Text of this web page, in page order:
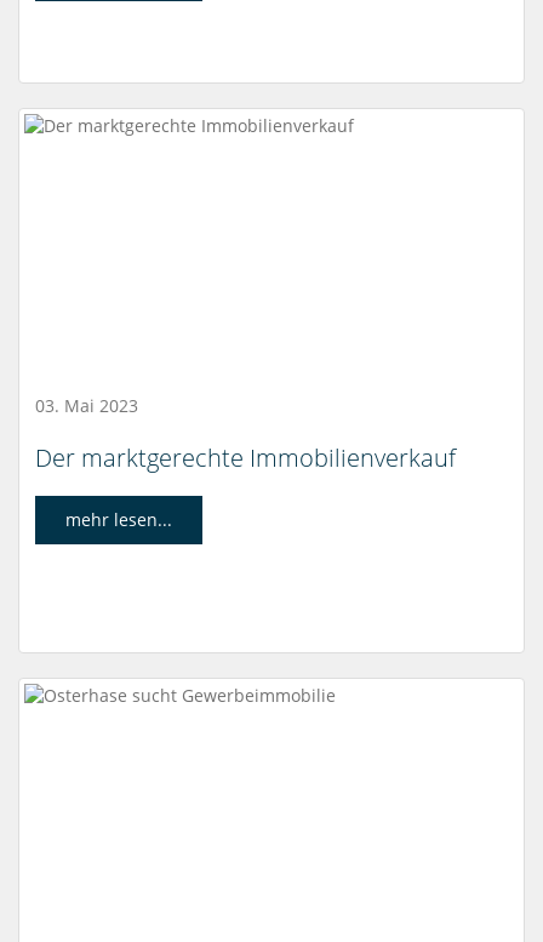
03. Mai 2023
Der marktgerechte Immobilienverkauf
mehr lesen...